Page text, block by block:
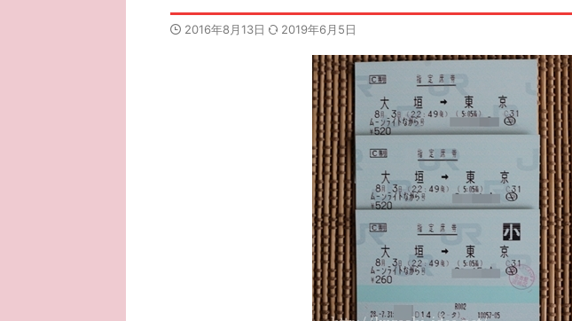
2016年8月13日 2019年6月5日